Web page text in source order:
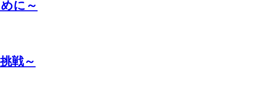
に～
戦～